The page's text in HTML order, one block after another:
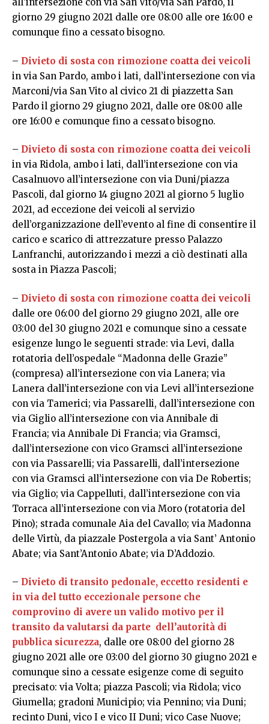
giorno 29 giugno 2021 dalle ore 08:00 alle ore 16:00 e
comunque fino a cessato bisogno.
– Divieto di sosta con rimozione coatta dei veicoli
in via San Pardo, ambo i lati, dall’intersezione con via
Marconi/via San Vito al civico 21 di piazzetta San
Pardo il giorno 29 giugno 2021, dalle ore 08:00 alle
ore 16:00 e comunque fino a cessato bisogno.
– Divieto di sosta con rimozione coatta dei veicoli
in via Ridola, ambo i lati, dall’intersezione con via
Casalnuovo all’intersezione con via Duni/piazza
Pascoli, dal giorno 14 giugno 2021 al giorno 5 luglio
2021, ad eccezione dei veicoli al servizio
dell’organizzazione dell’evento al fine di consentire il
carico e scarico di attrezzature presso Palazzo
Lanfranchi, autorizzando i mezzi a ciò destinati alla
sosta in Piazza Pascoli;
– Divieto di sosta con rimozione coatta dei veicoli
dalle ore 06:00 del giorno 29 giugno 2021, alle ore
03:00 del 30 giugno 2021 e comunque sino a cessate
esigenze lungo le seguenti strade: via Levi, dalla
rotatoria dell’ospedale “Madonna delle Grazie”
(compresa) all’intersezione con via Lanera; via
Lanera dall’intersezione con via Levi all’intersezione
con via Tamerici; via Passarelli, dall’intersezione con
via Giglio all’intersezione con via Annibale di
Francia; via Annibale Di Francia; via Gramsci,
dall’intersezione con vico Gramsci all’intersezione
con via Passarelli; via Passarelli, dall’intersezione
con via Gramsci all’intersezione con via De Robertis;
via Giglio; via Cappelluti, dall’intersezione con via
Torraca all’intersezione con via Moro (rotatoria del
Pino); strada comunale Aia del Cavallo; via Madonna
delle Virtù, da piazzale Postergola a via Sant’ Antonio
Abate; via Sant’Antonio Abate; via D’Addozio.
– Divieto di transito pedonale, eccetto residenti e
in via del tutto eccezionale persone che
comprovino di avere un valido motivo per il
transito da valutarsi da parte dell’autorità di
pubblica sicurezza, dalle ore 08:00 del giorno 28
giugno 2021 alle ore 03:00 del giorno 30 giugno 2021 e
comunque sino a cessate esigenze come di seguito
precisato: via Volta; piazza Pascoli; via Ridola; vico
Giumella; gradoni Municipio; via Pennino; via Duni;
recinto Duni, vico I e vico II Duni; vico Case Nuove;